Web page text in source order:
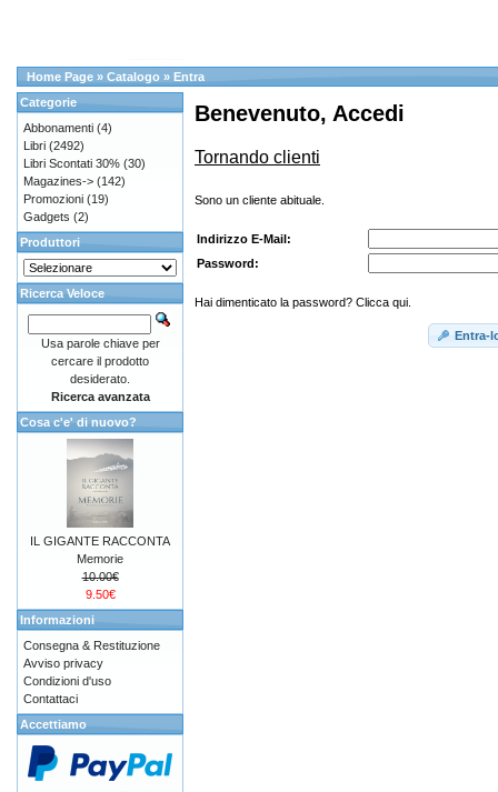
Home Page » Catalogo » Entra
Benevenuto, Accedi
Tornando clienti
Sono un cliente abituale.
Indirizzo E-Mail:
Password:
Hai dimenticato la password? Clicca qui.
Entra-
Categorie
Abbonamenti (4)
Libri (2492)
Libri Scontati 30% (30)
Magazines-> (142)
Promozioni (19)
Gadgets (2)
Produttori
Ricerca Veloce
Usa parole chiave per
cercare il prodotto
desiderato.
Ricerca avanzata
Cosa c'e' di nuovo?
IL GIGANTE RACCONTA
Memorie
10.00€
9.50€
Informazioni
Consegna & Restituzione
Avviso privacy
Condizioni d'uso
Contattaci
Accettiamo